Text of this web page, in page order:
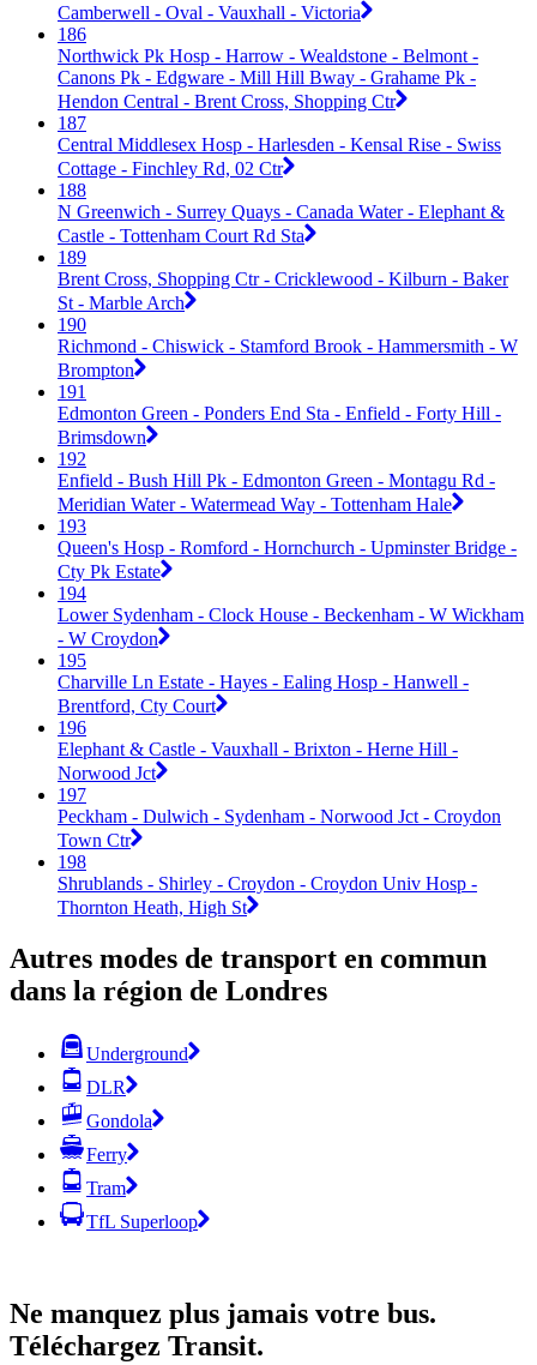
Camberwell - Oval - Vauxhall - Victoria
186
Northwick Pk Hosp - Harrow - Wealdstone - Belmont -
Canons Pk - Edgware - Mill Hill Bway - Grahame Pk -
Hendon Central - Brent Cross, Shopping Ctr
187
Central Middlesex Hosp - Harlesden - Kensal Rise - Swiss
Cottage - Finchley Rd, 02 Ctr
188
N Greenwich - Surrey Quays - Canada Water - Elephant &
Castle - Tottenham Court Rd Sta
189
Brent Cross, Shopping Ctr - Cricklewood - Kilburn - Baker
St - Marble Arch
190
Richmond - Chiswick - Stamford Brook - Hammersmith - W
Brompton
191
Edmonton Green - Ponders End Sta - Enfield - Forty Hill -
Brimsdown
192
Enfield - Bush Hill Pk - Edmonton Green - Montagu Rd -
Meridian Water - Watermead Way - Tottenham Hale
193
Queen's Hosp - Romford - Hornchurch - Upminster Bridge -
Cty Pk Estate
194
Lower Sydenham - Clock House - Beckenham - W Wickham
- W Croydon
195
Charville Ln Estate - Hayes - Ealing Hosp - Hanwell -
Brentford, Cty Court
196
Elephant & Castle - Vauxhall - Brixton - Herne Hill -
Norwood Jct
197
Peckham - Dulwich - Sydenham - Norwood Jct - Croydon
Town Ctr
198
Shrublands - Shirley - Croydon - Croydon Univ Hosp -
Thornton Heath, High St
Autres modes de transport en commun
dans la région de Londres
Underground
DLR
Gondola
Ferry
Tram
TfL Superloop
Ne manquez plus jamais votre bus.
Téléchargez Transit.